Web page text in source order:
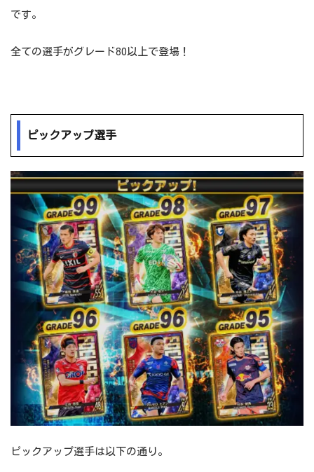
です。
全ての選手がグレード80以上で登場！
ピックアップ選手
ピックアップ選手は以下の通り。